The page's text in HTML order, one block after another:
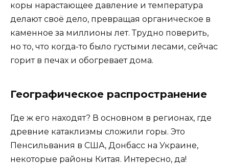
коры нарастающее давление и температура
делают своё дело, превращая органическое в
каменное за миллионы лет. Трудно поверить,
но то, что когда-то было густыми лесами, сейчас
горит в печах и обогревает дома.
Географическое распространение
Где ж его находят? В основном в регионах, где
древние катаклизмы сложили горы. Это
Пенсильвания в США, Донбасс на Украине,
некоторые районы Китая. Интересно, да!